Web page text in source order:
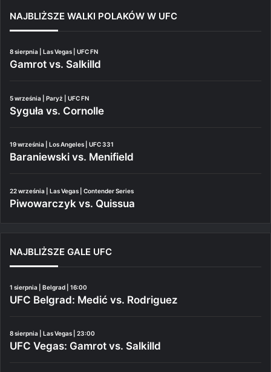
NAJBLIŻSZE WALKI POLAKÓW W UFC
8 sierpnia | Las Vegas | UFC FN
Gamrot vs. Salkilld
5 września | Paryż | UFC FN
Syguła vs. Cornolle
19 września | Los Angeles | UFC 331
Baraniewski vs. Menifield
22 września | Las Vegas | Contender Series
Piwowarczyk vs. Quissua
NAJBLIŻSZE GALE UFC
1 sierpnia | Belgrad | 16:00
UFC Belgrad: Medić vs. Rodriguez
8 sierpnia | Las Vegas | 23:00
UFC Vegas: Gamrot vs. Salkilld